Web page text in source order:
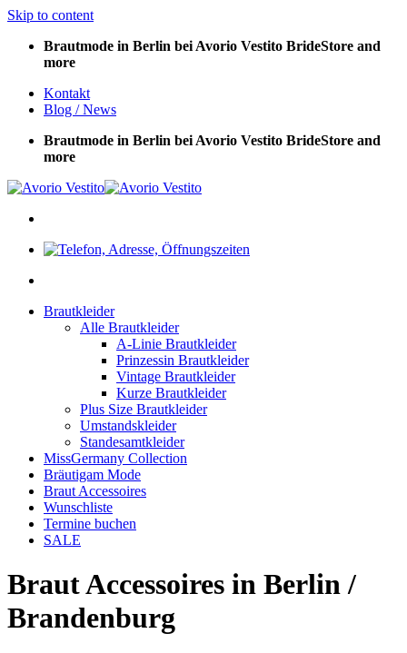
Skip to content
Brautmode in Berlin bei Avorio Vestito BrideStore and
more
Kontakt
Blog / News
Brautmode in Berlin bei Avorio Vestito BrideStore and
more
Brautkleider
Alle Brautkleider
A-Linie Brautkleider
Prinzessin Brautkleider
Vintage Brautkleider
Kurze Brautkleider
Plus Size Brautkleider
Umstandskleider
Standesamtkleider
MissGermany Collection
Bräutigam Mode
Braut Accessoires
Wunschliste
Termine buchen
SALE
Braut Accessoires in Berlin /
Brandenburg